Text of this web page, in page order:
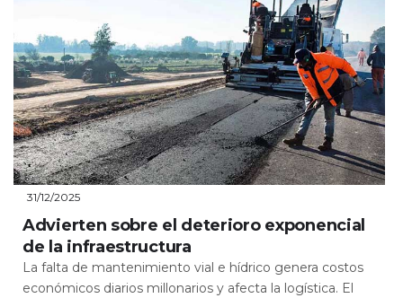
31/12/2025
Advierten sobre el deterioro exponencial
de la infraestructura
La falta de mantenimiento vial e hídrico genera costos
económicos diarios millonarios y afecta la logística. El